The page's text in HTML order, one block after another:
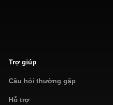
Trợ giúp
Câu hỏi thường gặp
Hỗ trợ